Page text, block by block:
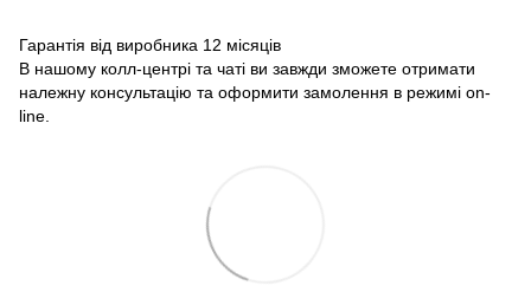
Гарантія від виробника 12 місяців
В нашому колл-центрі та чаті ви завжди зможете отримати
належну консультацію та оформити замолення в режимі on-
line.